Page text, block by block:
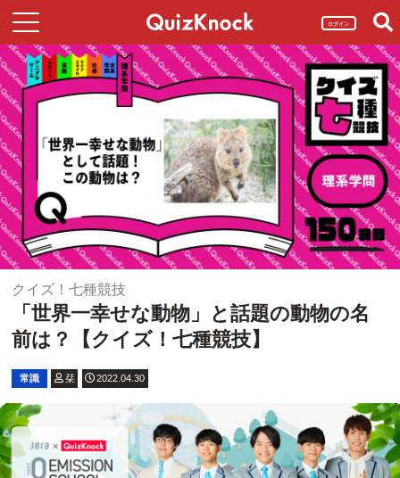
ログイン
クイズ！七種競技
「世界一幸せな動物」と話題の動物の名
前は？【クイズ！七種競技】
常識 栞 2022.04.30